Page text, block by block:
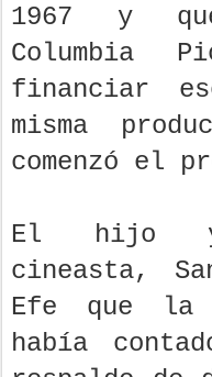
1967 y
Columbia
financiar
misma
comenzó el
El hijo y
cineasta,
Efe que la
había